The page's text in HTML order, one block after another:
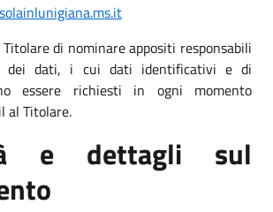
di nominare appositi responsabili
dei dati, i cui dati identificativi e di
essere richiesti in ogni momento
al Titolare.
e dettagli sul